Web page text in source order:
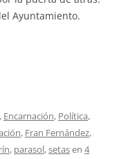
Ayuntamiento.
, Encarnación, Política,
, Fran Fernández,
, parasol,setasen 4